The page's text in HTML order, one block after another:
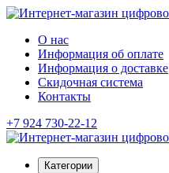
О нас
Информация об оплате
Информация о доставке
Скидочная система
Контакты
+7 924 730-22-12
Категории